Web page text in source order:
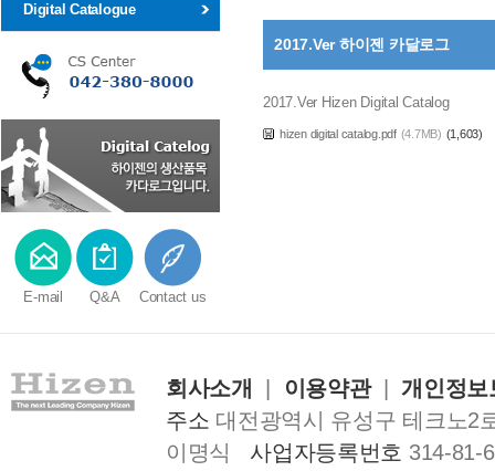
Digital Catalogue
E-mail Q&A Contact us
2017.Ver 하이젠 카달로그
2017.Ver Hizen Digital Catalog
hizen digital catalog.pdf (4.7MB) (1,603)
회사소개 이용약관|개인정보
주소 대전광역시 유성구 테크노
이명식 사업자등록번호 314-81-